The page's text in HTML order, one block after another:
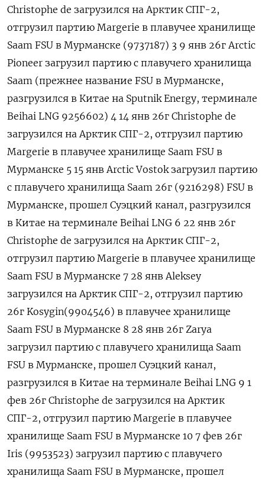
Сhristophe de загрузился на Арктик СПГ-2,
отгрузил партию Margerie в плавучее хранилище
Saam FSU ​в Мурманске (9737187) 3 9 ⁠янв 26г Arctic
Pioneer загрузил партию с плавучего хранилища
Saam (прежнее название FSU в Мурманске,
разгрузился в Китае на Sputnik Energy, терминале
Beihai LNG 9256602) 4 14 янв 26г Сhristophe de
загрузился на Арктик СПГ-2, отгрузил ‌партию
Margerie в плавучее хранилище Saam FSU в
Мурманске 5 15 янв Arctic Vostok загрузил партию
с плавучего хранилища Saam 26г (9216298) FSU ‌в
Мурманске, прошел Суэцкий канал, разгрузился
в Китае на терминале Beihai LNG 6 22 янв 26г
Сhristophe de загрузился на Арктик СПГ-2,
отгрузил партию Margerie в плавучее хранилище
Saam FSU в Мурманске 7 28 янв Aleksey
загрузился на Арктик СПГ-2, отгрузил партию
26г Kosygin(9904546) в плавучее ​хранилище
Saam FSU в Мурманске 8 28 янв 26г Zarya
загрузил партию с плавучего хранилища Saam
FSU в Мурманске, прошел Суэцкий канал,
разгрузился в Китае на терминале Beihai LNG 9 1
фев 26г Сhristophe de загрузился на Арктик
СПГ-2, отгрузил ‌партию Margerie в плавучее
хранилище Saam FSU в Мурманске 10 7 фев 26г
Iris (9953523) загрузил партию с плавучего
хранилища Saam FSU в Мурманске, прошел